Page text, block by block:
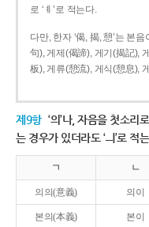
로 ‘ㅖ’로 적는다.
다만, 한자 ‘偈, 揭, 憩’는 본
句), 게제(偈諦), 게기(揭記),
板), 게류(憩流), 게식(憩息),
제9항 ‘의’나, 자음을 첫소리
는 경우가 있더라도 ‘ㅢ’로 적
ㄱ ㄴ
의의(意義) 의이
본의(本義) 본이